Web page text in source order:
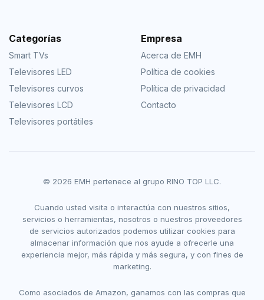
Categorías
Smart TVs
Televisores LED
Televisores curvos
Televisores LCD
Televisores portátiles
Empresa
Acerca de EMH
Política de cookies
Política de privacidad
Contacto
© 2026 EMH pertenece al grupo RINO TOP LLC.
Cuando usted visita o interactúa con nuestros sitios,
servicios o herramientas, nosotros o nuestros proveedores
de servicios autorizados podemos utilizar cookies para
almacenar información que nos ayude a ofrecerle una
experiencia mejor, más rápida y más segura, y con fines de
marketing.
Como asociados de Amazon, ganamos con las compras que